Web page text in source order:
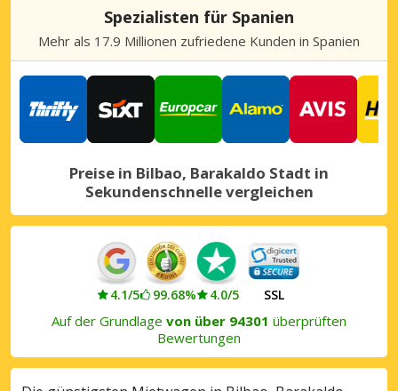
Spezialisten für Spanien
Mehr als 17.9 Millionen zufriedene Kunden in Spanien
Preise in Bilbao, Barakaldo Stadt in
Sekundenschnelle vergleichen
4.1/5 99.68% 4.0/5 SSL
Auf der Grundlage von über 94301 überprüften
Bewertungen